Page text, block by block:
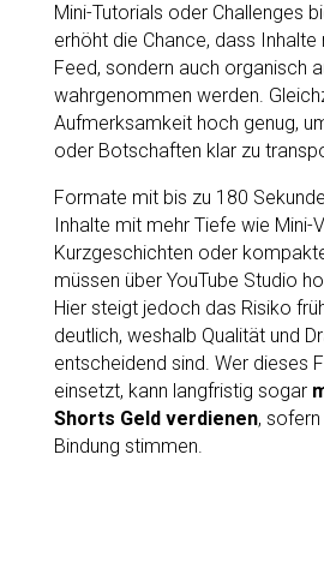
Mini-Tutorials oder Challenges
erhöht die Chance, dass
Feed, sondern auch organisch
wahrgenommen werden.
Aufmerksamkeit hoch genug,
oder Botschaften klar zu
Formate mit bis zu 180
Inhalte mit mehr Tiefe wie Mini-
Kurzgeschichten oder
müssen über YouTube Studio
Hier steigt jedoch das Risiko
deutlich, weshalb Qualität und
entscheidend sind. Wer dieses
einsetzt, kann langfristig sogar
Shorts Geld verdienen,
Bindung stimmen.